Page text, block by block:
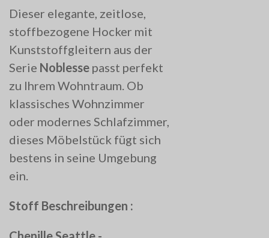
Dieser elegante, zeitlose,
stoffbezogene Hocker mit
Kunststoffgleitern aus der
Serie Noblesse passt perfekt
zu Ihrem Wohntraum. Ob
klassisches Wohnzimmer
oder modernes Schlafzimmer,
dieses Möbelstück fügt sich
bestens in seine Umgebung
ein.
Stoff Beschreibungen :